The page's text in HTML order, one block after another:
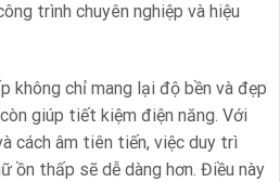
trình chuyên nghiệp và hiệu
không chỉ mang lại độ bền và đẹp
giúp tiết kiệm điện năng. Với
cách âm tiên tiến, việc duy trì
ồn thấp sẽ dễ dàng hơn. Điều này